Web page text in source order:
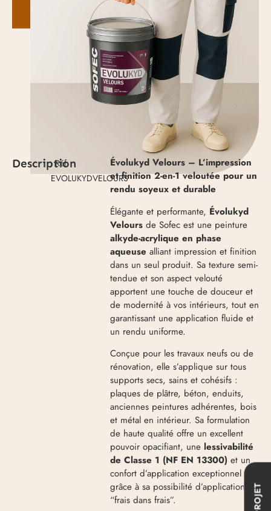
Description
- Réf.
EVOLUKYDVELOURS
Évolukyd Velours – L’impression
et finition 2-en-1 veloutée pour un
rendu soyeux et durable
Élégante et performante, Évolukyd
Veloursde Sofec est une peinture
alkyde-acrylique en phase
aqueuse alliant impression et finition
dans un seul produit. Sa texture semi-
tendue et son aspect velouté
apportent une touche de douceur et
de modernité à vos intérieurs, tout en
garantissant une application fluide et
un rendu uniforme.
Conçue pour les travaux neufs ou de
rénovation, elle s’applique sur tous
supports secs, sains et cohésifs :
plaques de plâtre, béton, enduits,
anciennes peintures adhérentes, bois
et métal en intérieur. Sa formulation
de haute qualité offre un excellent
pouvoir opacifiant, une lessivabilité
de Classe 1 (NF EN 13300) et un
confort d’application exceptionnel
grâce à sa possibilité d’application
“frais dans frais”.